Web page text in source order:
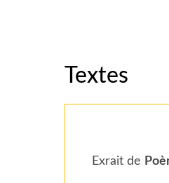
Textes
Exrait de